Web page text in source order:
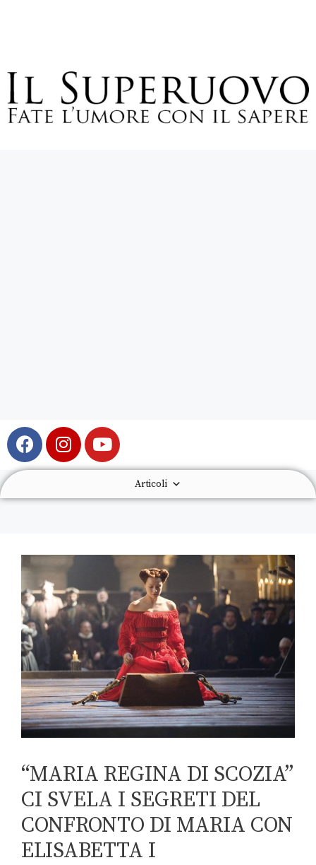
Articoli
“MARIA REGINA DI SCOZIA”
CI SVELA I SEGRETI DEL
CONFRONTO DI MARIA CON
ELISABETTA I